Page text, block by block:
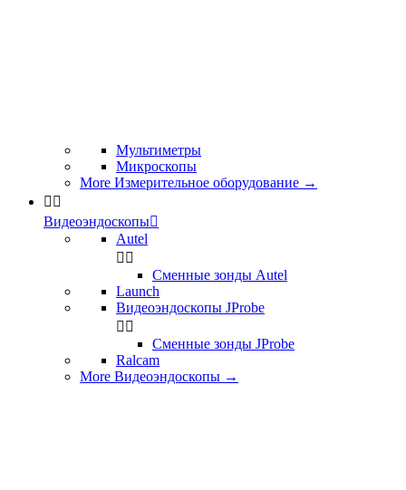
Мультиметры
Микроскопы
More Измерительное оборудование →
 
Видеоэндоскопы
Autel
 
Сменные зонды Autel
Launch
Видеоэндоскопы JProbe
 
Сменные зонды JProbe
Ralcam
More Видеоэндоскопы →